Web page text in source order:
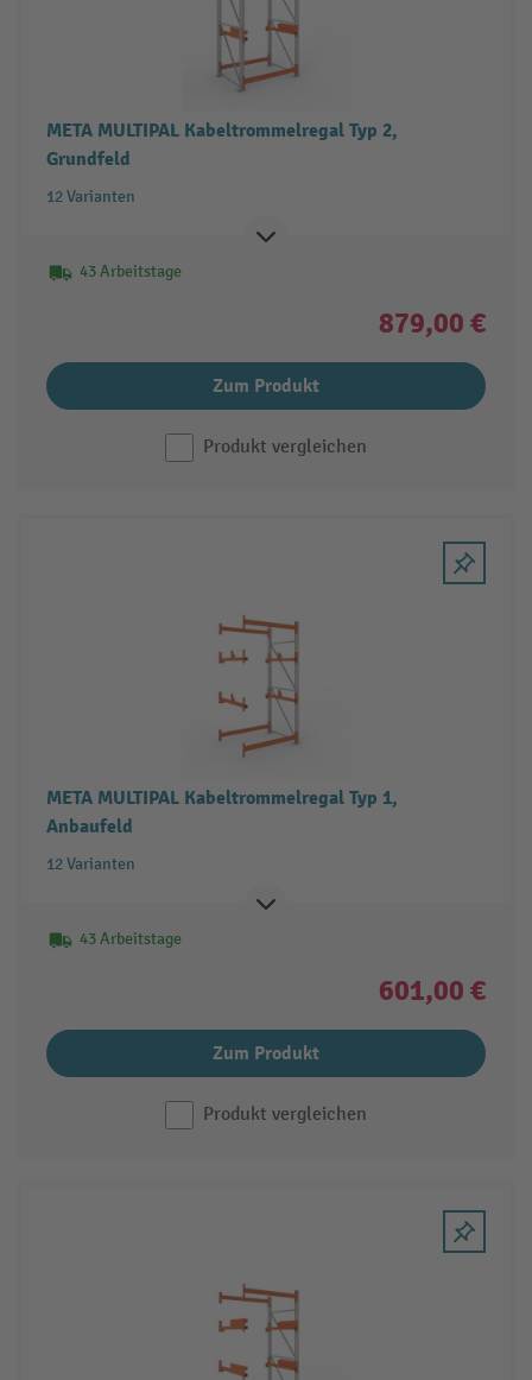
META MULTIPAL Kabeltrommelregal Typ 2,
Grundfeld
12 Varianten
43 Arbeitstage
879,00 €
Zum Produkt
Produkt vergleichen
META MULTIPAL Kabeltrommelregal Typ 1,
Anbaufeld
12 Varianten
43 Arbeitstage
601,00 €
Zum Produkt
Produkt vergleichen